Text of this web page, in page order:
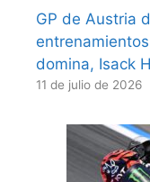
GP de Austria
domina, Isack
11 de julio de 2026